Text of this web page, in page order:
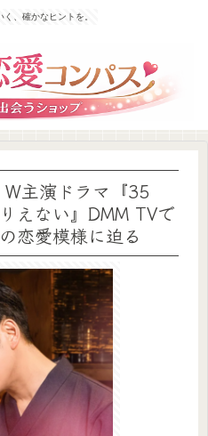
、確かなヒントを。
主演ドラマ『35
えない』DMM TVで
恋愛模様に迫る